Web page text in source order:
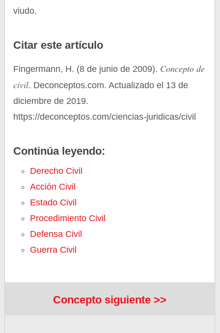
viudo.
Citar este artículo
Fingermann, H. (8 de junio de 2009). Concepto de
civil. Deconceptos.com. Actualizado el 13 de
diciembre de 2019.
https://deconceptos.com/ciencias-juridicas/civil
Continúa leyendo:
Derecho Civil
Acción Civil
Estado Civil
Procedimiento Civil
Defensa Civil
Guerra Civil
Concepto siguiente >>